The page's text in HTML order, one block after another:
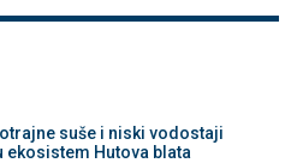
suše i niski vodostaji
ekosistem Hutova blata